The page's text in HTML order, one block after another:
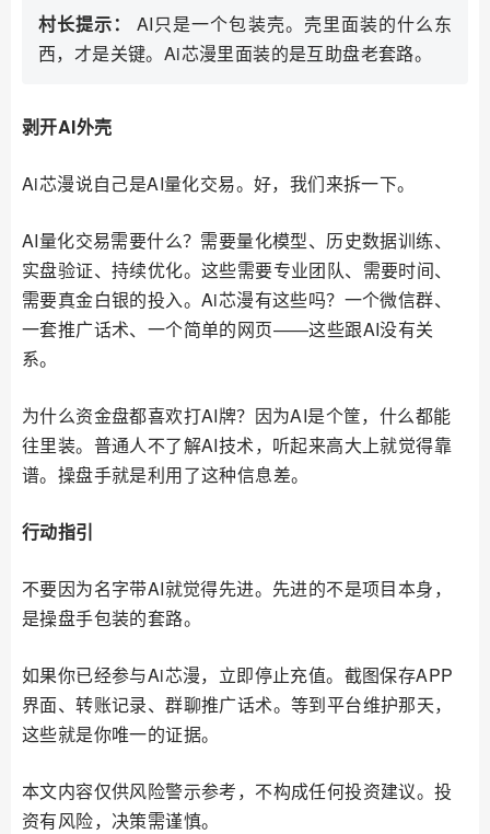
村长提示：
AI只是一个包装壳。壳里面装的什么东
西，才是关键。Ai芯漫里面装的是互助盘老套路。
剥开AI外壳
Ai芯漫说自己是AI量化交易。好，我们来拆一下。
AI量化交易需要什么？需要量化模型、历史数据训练、
实盘验证、持续优化。这些需要专业团队、需要时间、
需要真金白银的投入。Ai芯漫有这些吗？一个微信群、
一套推广话术、一个简单的网页——这些跟AI没有关
系。
为什么资金盘都喜欢打AI牌？因为AI是个筐，什么都能
往里装。普通人不了解AI技术，听起来高大上就觉得靠
谱。操盘手就是利用了这种信息差。
行动指引
不要因为名字带AI就觉得先进。先进的不是项目本身，
是操盘手包装的套路。
如果你已经参与Ai芯漫，立即停止充值。截图保存APP
界面、转账记录、群聊推广话术。等到平台维护那天，
这些就是你唯一的证据。
本文内容仅供风险警示参考，不构成任何投资建议。投
资有风险，决策需谨慎。